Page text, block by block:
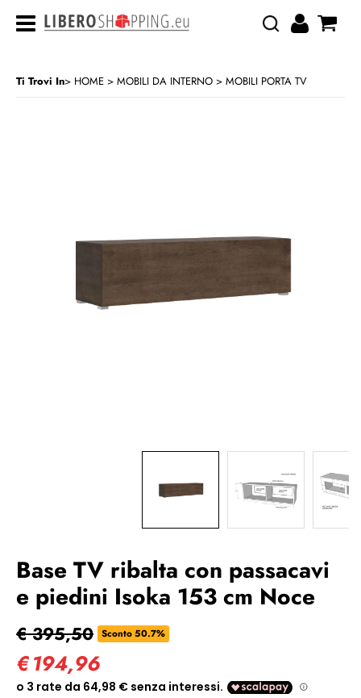
Ti Trovi In HOME MOBILI DA INTERNO MOBILI PORTA TV
Base TV ribalta con passacavi
e piedini Isoka 153 cm Noce
€ 395,50 Sconto 50.7%
€194,96